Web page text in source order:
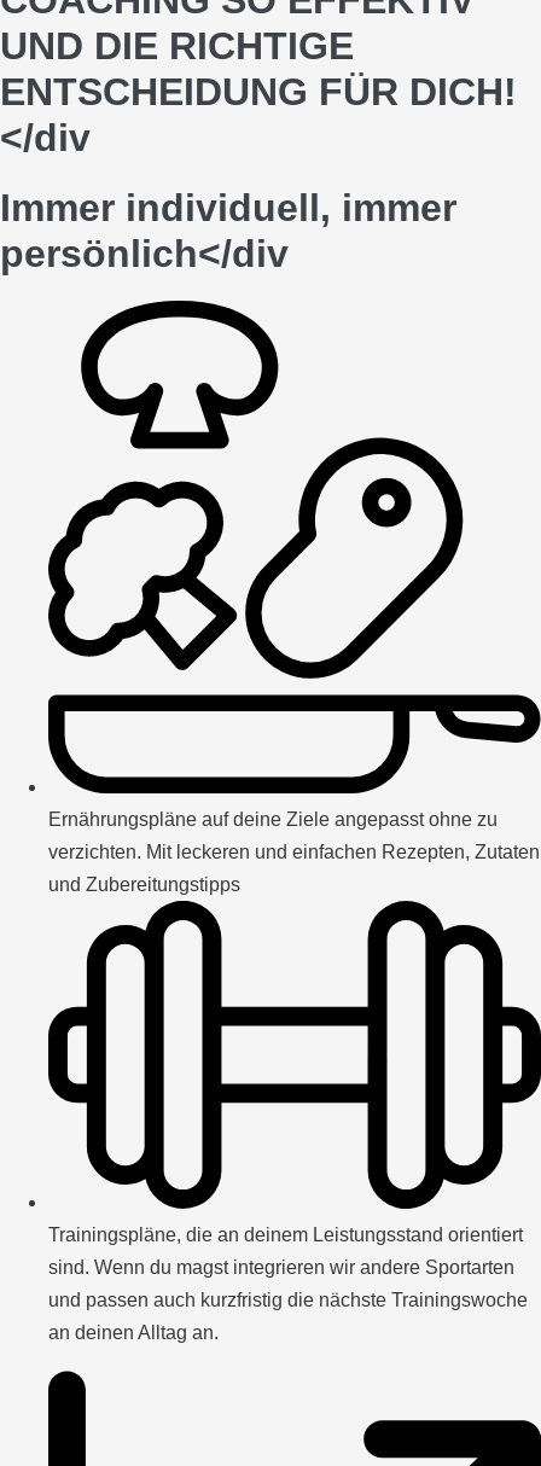
UND DIE RICHTIGE
ENTSCHEIDUNG FÜR DICH!
</div
Immer individuell, immer
persönlich</div
Ernährungspläne auf deine Ziele angepasst ohne zu
verzichten. Mit leckeren und einfachen Rezepten, Zutaten
und Zubereitungstipps
Trainingspläne, die an deinem Leistungsstand orientiert
sind. Wenn du magst integrieren wir andere Sportarten
und passen auch kurzfristig die nächste Trainingswoche
an deinen Alltag an.